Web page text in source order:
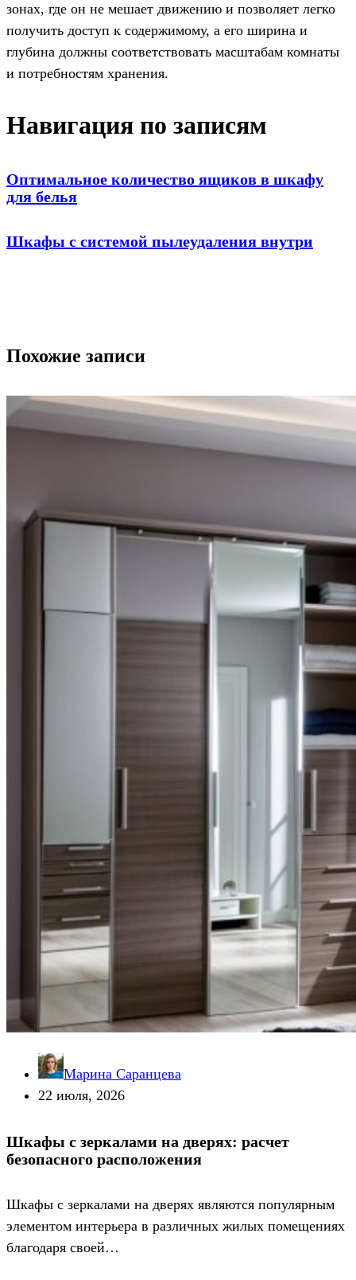
зонах, где он не мешает движению и позволяет легко
получить доступ к содержимому, а его ширина и
глубина должны соответствовать масштабам комнаты
и потребностям хранения.
Навигация по записям
Оптимальное количество ящиков в шкафу
для белья
Шкафы с системой пылеудаления внутри
Похожие записи
Марина Саранцева
22 июля, 2026
Шкафы с зеркалами на дверях: расчет
безопасного расположения
Шкафы с зеркалами на дверях являются популярным
элементом интерьера в различных жилых помещениях
благодаря своей…